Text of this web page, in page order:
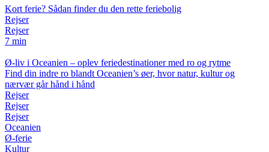
Kort ferie? Sådan finder du den rette feriebolig
Rejser
Rejser
7 min
Ø-liv i Oceanien – oplev feriedestinationer med ro og rytme
Find din indre ro blandt Oceanien’s øer, hvor natur, kultur og
nærvær går hånd i hånd
Rejser
Rejser
Rejser
Oceanien
Ø-ferie
Kultur